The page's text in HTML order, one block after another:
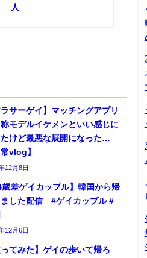
人
ラサーゲイ】マッチングアプリ
モデルイケメンといい感じに
けど最悪な展開になった…
vlog】
12月8日
差ゲイカップル】韓国から帰
した配信 #ゲイカップル #
12月6日
てみた】ゲイの歩いて帰ろ